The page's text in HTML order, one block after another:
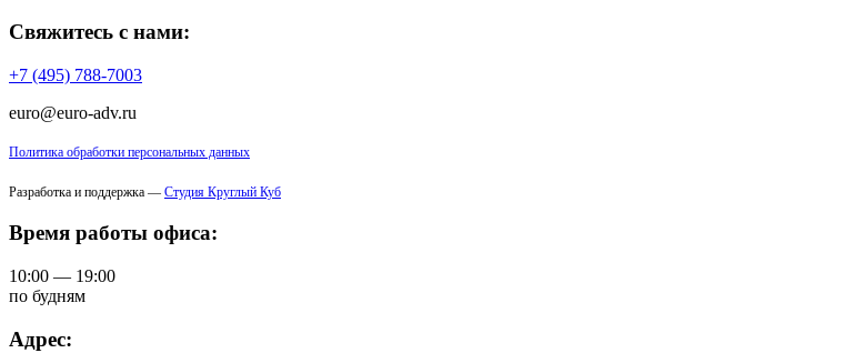
Свяжитесь с нами:
+7 (495) 788-7003
euro@euro-adv.ru
Политика обработки персональных данных
Разработка и поддержка — Студия Круглый Куб
Время работы офиса:
10:00 — 19:00
по будням
Адрес: